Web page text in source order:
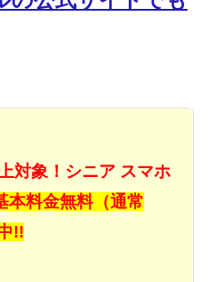
対象！シニア スマホ
本料金無料（通常
!!